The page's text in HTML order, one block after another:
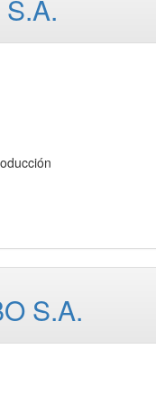
S.A.